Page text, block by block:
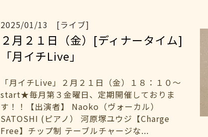
2025/01/13 [ライブ]
２月２１日（金）[ディナータイム]
「月イチLive」
「月イチLive」２月２１日（金）１８：１０～
start★毎月第３金曜日、定期開催しておりま
す！！【出演者】 Naoko（ヴォーカル）
SATOSHI (ピアノ） 河原塚ユウジ【Charge
Free】チップ制 テーブルチャージな...